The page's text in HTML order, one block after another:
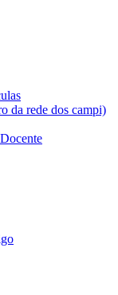
da rede dos campi)